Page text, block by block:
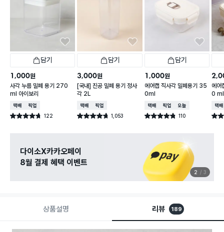
담기
1,000원
사각 누름 밀폐 용기 270
ml 아이보리
택배배송매장픽업
별점 4.7점 122
건 작성
담기
3,000원
[국내] 진공 밀폐 용기 정사
각 2L
택배배송매장픽업
별점 4.7점 1,053
건 작성
담기
1,000원
에어캡 직사각 밀폐용기 35
0ml
택배배송매장픽업오늘배송
별점 4.8점 110
건 작성
에어
0 ml
택배
별점
관심 있는 신상 입고
무료로 알림 받기
3 3
상품설명 리뷰 189